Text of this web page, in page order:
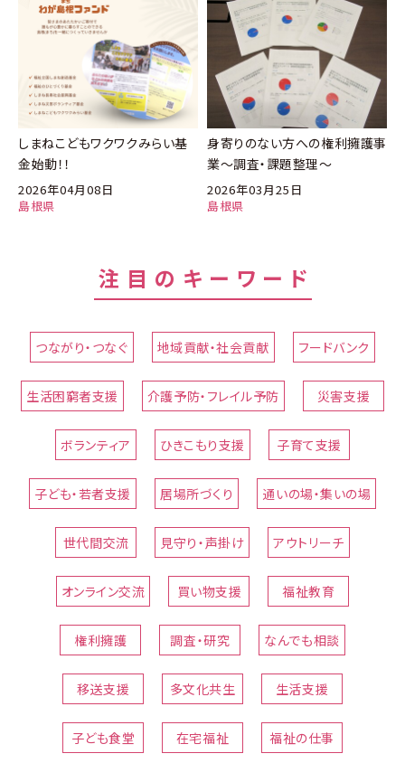
島根県
2026年04月08日
しまねこどもワクワクみらい基
金始動！！
島根県
2026年03月25日
身寄りのない方への権利擁護事
業～調査・課題整理～
注目のキーワード
つながり・つなぐ 地域貢献・社会貢献 フードバンク
生活困窮者支援 介護予防・フレイル予防 災害支援
ボランティア ひきこもり支援 子育て支援
子ども・若者支援 居場所づくり 通いの場・集いの場
世代間交流 見守り・声掛け アウトリーチ
オンライン交流 買い物支援 福祉教育
権利擁護 調査・研究 なんでも相談
移送支援 多文化共生 生活支援
子ども食堂 在宅福祉 福祉の仕事